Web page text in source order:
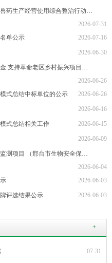
药生产经营使用综合整治行动…
2026-07-31
单公示
2026-07-16
2026-06-30
支持革命老区乡村振兴项目…
2026-06-26
式总结中标单位的公示
2026-06-26
2026-06-16
式总结相关工作 2026-06-15
2026-06-09
测项目 （邢台市生物安全保…
2026-06-04
2026-06-03
评选结果公示
2026-06-03
+
07-31